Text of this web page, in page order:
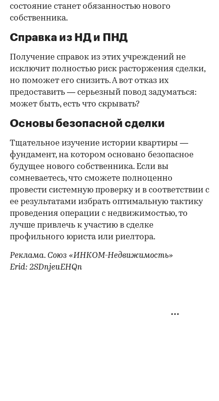
состояние станет обязанностью нового
собственника.
Справка из НД и ПНД
Получение справок из этих учреждений не
исключит полностью риск расторжения сделки,
но поможет его снизить. А вот отказ их
предоставить — серьезный повод задуматься:
может быть, есть что скрывать?
Основы безопасной сделки
Тщательное изучение истории квартиры —
фундамент, на котором основано безопасное
будущее нового собственника. Если вы
сомневаетесь, что сможете полноценно
провести системную проверку и в соответствии с
ее результатами избрать оптимальную тактику
проведения операции с недвижимостью, то
лучше привлечь к участию в сделке
профильного юриста или риелтора.
Реклама. Союз «ИНКОМ-Недвижимость»
Erid: 2SDnjeuEHQn